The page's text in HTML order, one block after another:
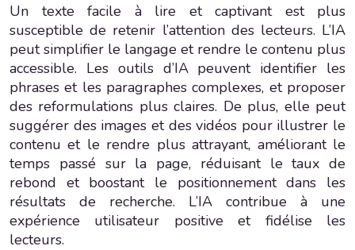
Un texte facile à lire et captivant est plus
susceptible de retenir l’attention des lecteurs. L’IA
peut simplifier le langage et rendre le contenu plus
accessible. Les outils d’IA peuvent identifier les
phrases et les paragraphes complexes, et proposer
des reformulations plus claires. De plus, elle peut
suggérer des images et des vidéos pour illustrer le
contenu et le rendre plus attrayant, améliorant le
temps passé sur la page, réduisant le taux de
rebond et boostant le positionnement dans les
résultats de recherche. L’IA contribue à une
expérience utilisateur positive et fidélise les
lecteurs.